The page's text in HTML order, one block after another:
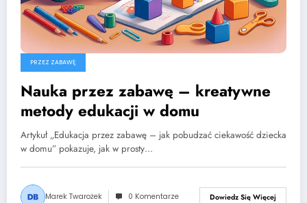
PRZEZ ZABAWĘ
Nauka przez zabawę – kreatywne
metody edukacji w domu
Artykuł „Edukacja przez zabawę – jak pobudzać ciekawość dziecka
w domu” pokazuje, jak w prosty…
Marek Twarożek 0 Komentarze Dowiedz Się Więcej